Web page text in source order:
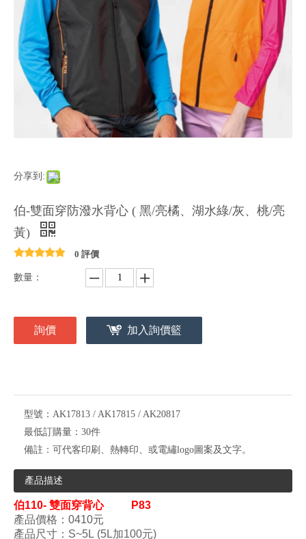
分享到:
伯-雙面穿防潑水背心 ( 黑/亮橘、湖水綠/灰、桃/亮
黃)
0 評價
數量：
詢價 加入詢價籃
型號： AK17813 / AK17815 / AK20817
最低訂購量： 30件
備註： 可代客印刷、熱轉印、或電繡logo圖案及文字。
產品描述
伯110- 雙面穿背心P83
產品價格：0410元
產品尺寸 ：S~5L (5L加100元)